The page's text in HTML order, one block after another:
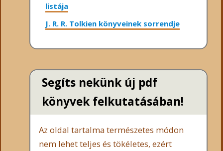
listája
J. R. R. Tolkien könyveinek sorrendje
Segíts nekünk új pdf
könyvek felkutatásában!
Az oldal tartalma természetes módon
nem lehet teljes és tökéletes, ezért